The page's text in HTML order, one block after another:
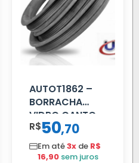
AUTOT1862 –
BORRACHA
VIDRO CANTO
VOLVO NL
80/88…
R$50,70
Em até3x de R$
16,90 sem juros